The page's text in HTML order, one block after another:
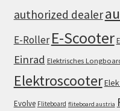
authorized dealer
E-Roller E-Scooter
Einrad Elektrisches
Elektroscooter
Evolve Fliteboard fliteboard austria